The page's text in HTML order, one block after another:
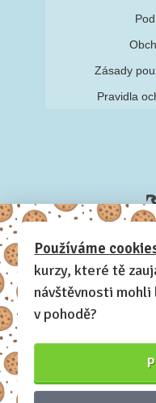
Zásady
Pravidla
Používáme
kurzy, které tě
návštěvnosti
v pohodě?